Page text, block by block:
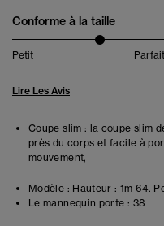
Conforme à la taille
Petit
Lire Les Avis
Coupe slim : la coupe slim
près du corps et facile à
mouvement,
Modèle : Hauteur : 1m 64.
Le mannequin porte : 38